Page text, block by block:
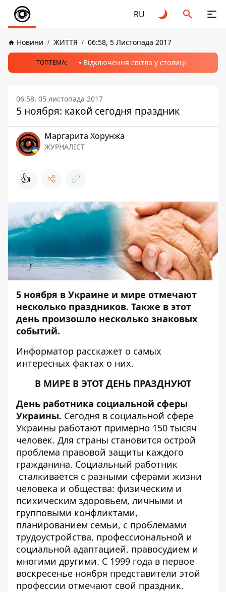
RU
Новини ЖИТТЯ 06:58, 5 Листопада 2017
ТОПТЕМА: Відключення світла у столиці
06:58, 05 листопада 2017
5 ноября: какой сегодня праздник
Маргарита Хорунжа
ЖУРНАЛІСТ
👍
5 ноября в Украине и мире отмечают
несколько праздников. Также в этот
день произошло несколько знаковых
событий.
Информатор расскажет о самых
интересных фактах о них.
В МИРЕ В ЭТОТ ДЕНЬ ПРАЗДНУЮТ
День работника социальной сферы
Украины. Сегодня в социальной сфере
Украины работают примерно 150 тысяч
человек. Для страны становится острой
проблема правовой защиты каждого
гражданина. Социальный работник
сталкивается с разными сферами жизни
человека и общества: физическим и
психическим здоровьем, личными и
групповыми конфликтами,
планированием семьи, с проблемами
трудоустройства, профессиональной и
социальной адаптацией, правосудием и
многими другими. С 1999 года в первое
воскресенье ноября представители этой
профессии отмечают свой праздник.